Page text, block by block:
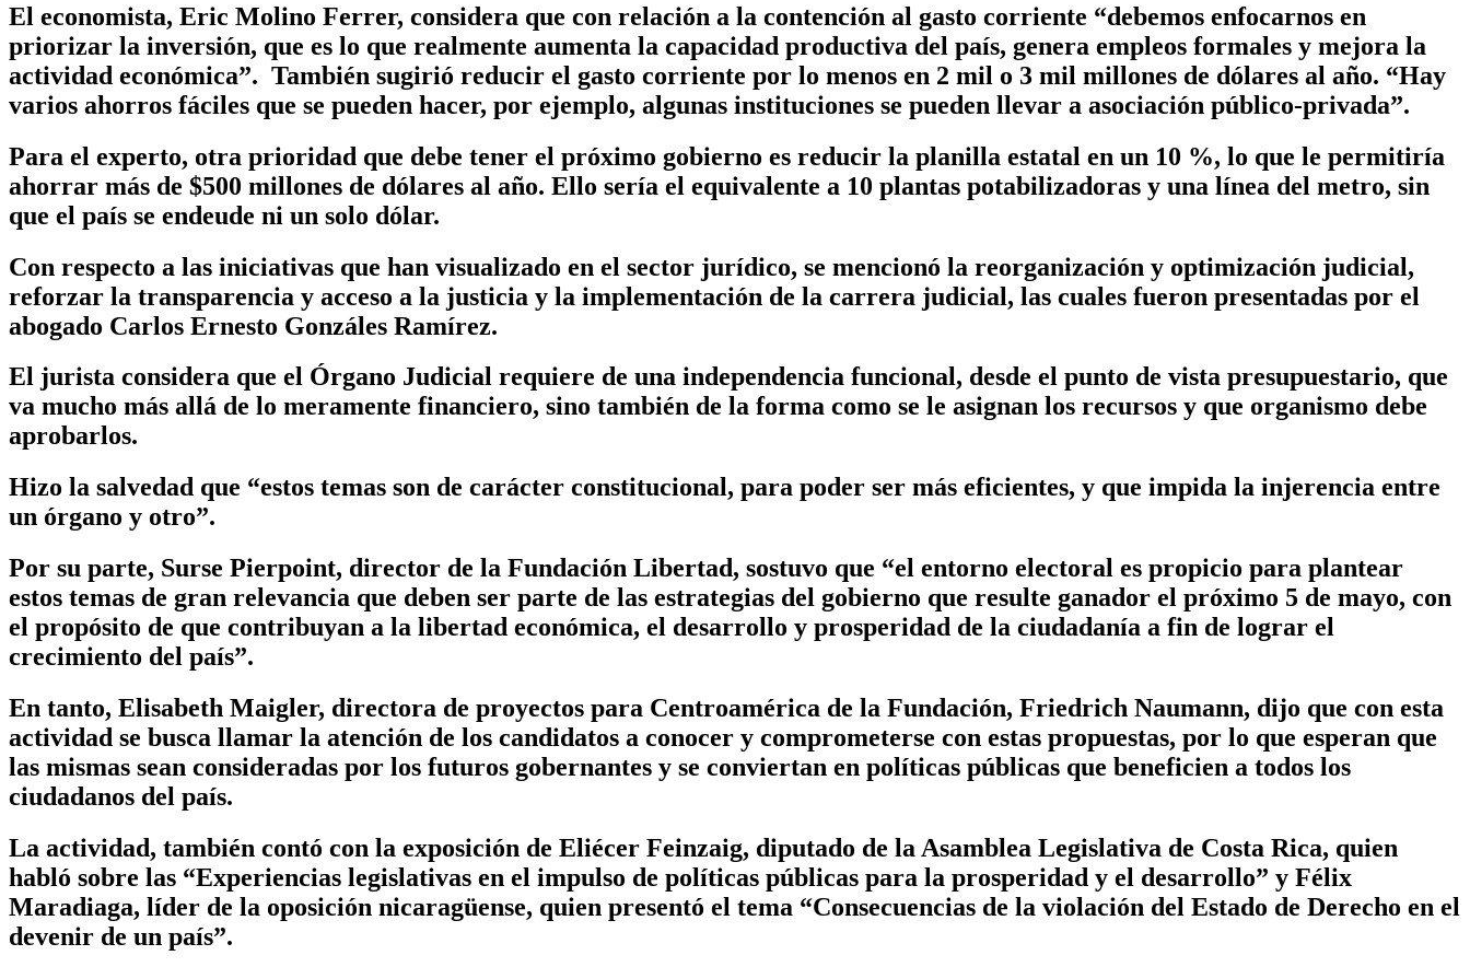
El economista, Eric Molino Ferrer, considera que con relación a la contención al gasto corriente “debemos enfocarnos en
priorizar la inversión, que es lo que realmente aumenta la capacidad productiva del país, genera empleos formales y mejora la
actividad económica”. También sugirió reducir el gasto corriente por lo menos en 2 mil o 3 mil millones de dólares al año. “Hay
varios ahorros fáciles que se pueden hacer, por ejemplo, algunas instituciones se pueden llevar a asociación público-privada”.
Para el experto, otra prioridad que debe tener el próximo gobierno es reducir la planilla estatal en un 10 %, lo que le permitiría
ahorrar más de $500 millones de dólares al año. Ello sería el equivalente a 10 plantas potabilizadoras y una línea del metro, sin
que el país se endeude ni un solo dólar.
Con respecto a las iniciativas que han visualizado en el sector jurídico, se mencionó la reorganización y optimización judicial,
reforzar la transparencia y acceso a la justicia y la implementación de la carrera judicial, las cuales fueron presentadas por el
abogado Carlos Ernesto Gonzáles Ramírez.
El jurista considera que el Órgano Judicial requiere de una independencia funcional, desde el punto de vista presupuestario, que
va mucho más allá de lo meramente financiero, sino también de la forma como se le asignan los recursos y que organismo debe
aprobarlos.
Hizo la salvedad que “estos temas son de carácter constitucional, para poder ser más eficientes, y que impida la injerencia entre
un órgano y otro”.
Por su parte, Surse Pierpoint, director de la Fundación Libertad, sostuvo que “el entorno electoral es propicio para plantear
estos temas de gran relevancia que deben ser parte de las estrategias del gobierno que resulte ganador el próximo 5 de mayo, con
el propósito de que contribuyan a la libertad económica, el desarrollo y prosperidad de la ciudadanía a fin de lograr el
crecimiento del país”.
En tanto, Elisabeth Maigler, directora de proyectos para Centroamérica de la Fundación, Friedrich Naumann, dijo que con esta
actividad se busca llamar la atención de los candidatos a conocer y comprometerse con estas propuestas, por lo que esperan que
las mismas sean consideradas por los futuros gobernantes y se conviertan en políticas públicas que beneficien a todos los
ciudadanos del país.
La actividad, también contó con la exposición de Eliécer Feinzaig, diputado de la Asamblea Legislativa de Costa Rica, quien
habló sobre las “Experiencias legislativas en el impulso de políticas públicas para la prosperidad y el desarrollo” y Félix
Maradiaga, líder de la oposición nicaragüense, quien presentó el tema “Consecuencias de la violación del Estado de Derecho en el
devenir de un país”.